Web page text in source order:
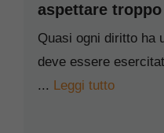
aspettare
Quasi ogni diritto ha
deve essere
... Leggi tutto